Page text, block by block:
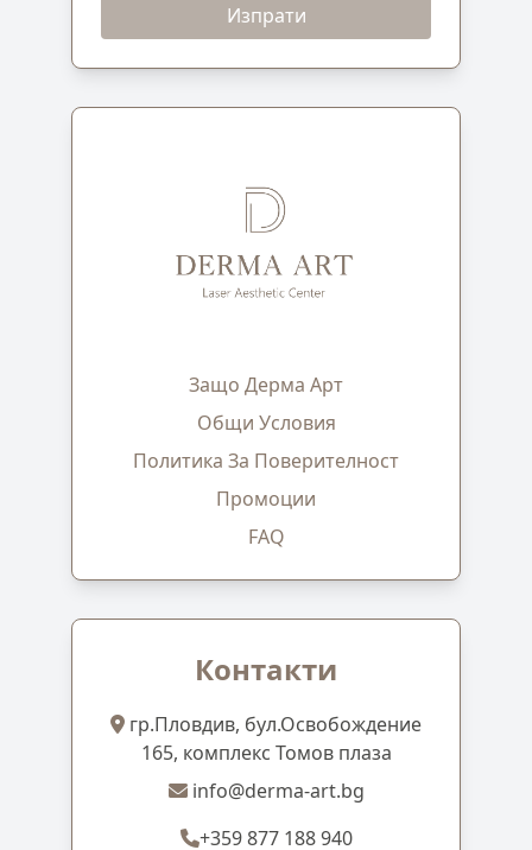
Изпрати
Защо Дерма Арт
Общи Условия
Политика За Поверителност
Промоции
FAQ
Контакти
гр.Пловдив, бул.Освобождение
165, комплекс Томов плаза
info@derma-art.bg
+359 877 188 940